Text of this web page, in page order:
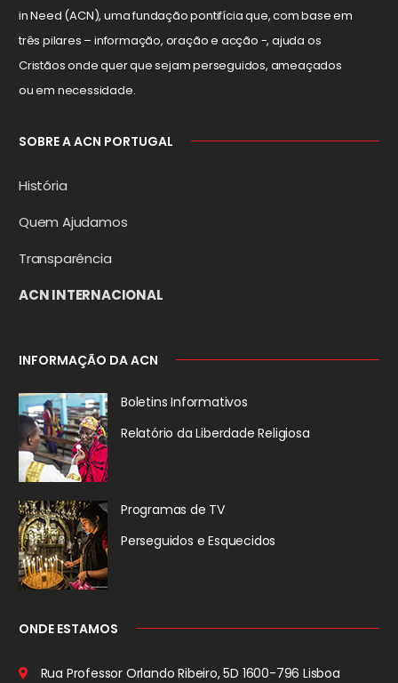
in Need (ACN), uma fundação pontifícia que, com base em
três pilares – informação, oração e acção -, ajuda os
Cristãos onde quer que sejam perseguidos, ameaçados
ou em necessidade.
SOBRE A ACN PORTUGAL
História
Quem Ajudamos
Transparência
ACN INTERNACIONAL
INFORMAÇÃO DA ACN
Boletins Informativos
Relatório da Liberdade Religiosa
Programas de TV
Perseguidos e Esquecidos
ONDE ESTAMOS
Rua Professor Orlando Ribeiro, 5D 1600-796 Lisboa